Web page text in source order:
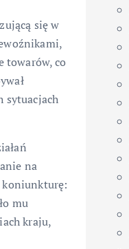
się w
towarów, co
sytuacjach
na
koniunkturę:
mu
kraju,